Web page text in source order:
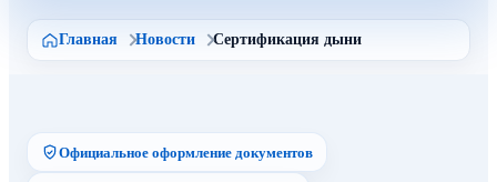
Главная Новости Сертификация дыни
Официальное оформление документов